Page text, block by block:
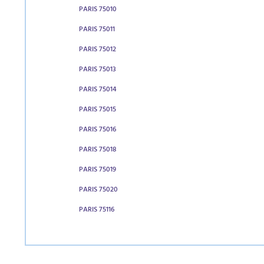
PARIS 75010
PARIS 75011
PARIS 75012
PARIS 75013
PARIS 75014
PARIS 75015
PARIS 75016
PARIS 75018
PARIS 75019
PARIS 75020
PARIS 75116